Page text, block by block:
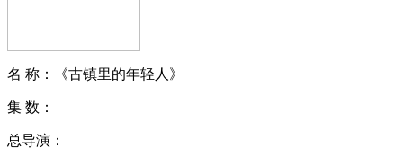
名 称： 《古镇里的年轻人》
集 数：
总导演：